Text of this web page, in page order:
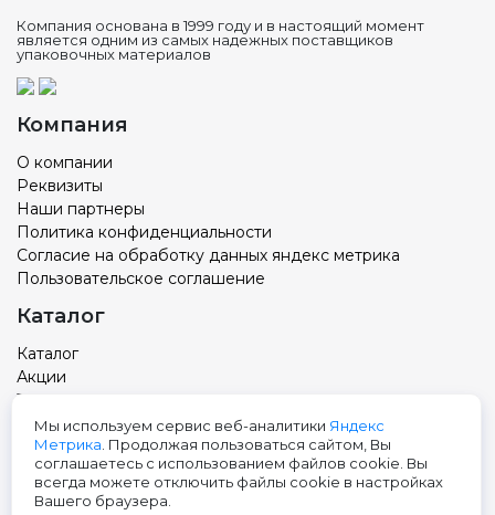
Компания основана в 1999 году и в настоящий момент
является одним из самых надежных поставщиков
упаковочных материалов
Компания
О компании
Реквизиты
Наши партнеры
Политика конфиденциальности
Согласие на обработку данных яндекс метрика
Пользовательское соглашение
Каталог
Каталог
Акции
Товар с вашим логотипом
Новости
Контакты
Адрес: Тюмень, ул. Авторемонтная 9, 3 этаж
Мы используем сервис веб-аналитики Яндекс
Метрика . Продолжая пользоваться сайтом, Вы
соглашаетесь с использованием файлов cookie. Вы
всегда можете отключить файлы cookie в настройках
Вашего браузера.